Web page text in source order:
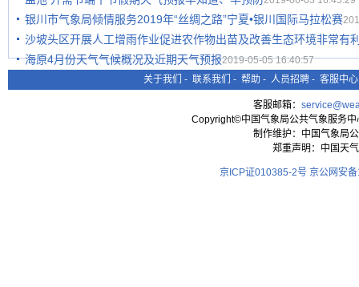
银川市气象局倾情服务2019年“丝绸之路”宁夏•银川国际马拉松赛
沙坡头区开展人工增雨作业促进农作物出苗及改善生态环境非常有
海原4月份天气气候概况及近期天气预报2019-05-05 16:40:57
关于我们 - 联系我们 - 帮助 - 人员招聘 - 客服中心
客服邮箱：
Copyright©中国气象局公共气象服务
制作维护：中国气象局
郑重声明：中国天
京ICP证010385-2号 京公网安